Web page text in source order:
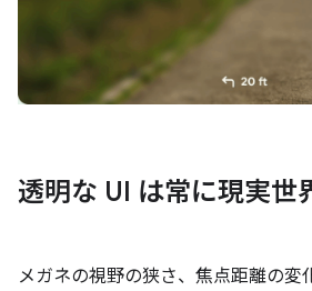
透明な UI は常に現実世
メガネの視野の狭さ、焦点距離の変